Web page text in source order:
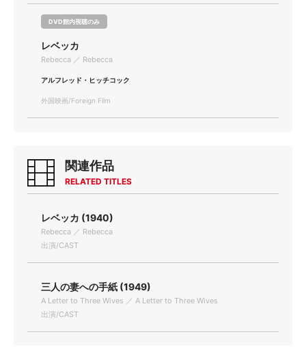
DVD館内視聴のみ
レベッカ
Rebecca ／ Rebecca
アルフレッド・ヒッチコック
外国映画/Foreign Film
関連作品
RELATED TITLES
レベッカ (1940)
Rebecca ／ Rebecca
出演/CAST
三人の妻への手紙 (1949)
A Letter to Three Wives ／ A Letter to Three Wives
出演/CAST